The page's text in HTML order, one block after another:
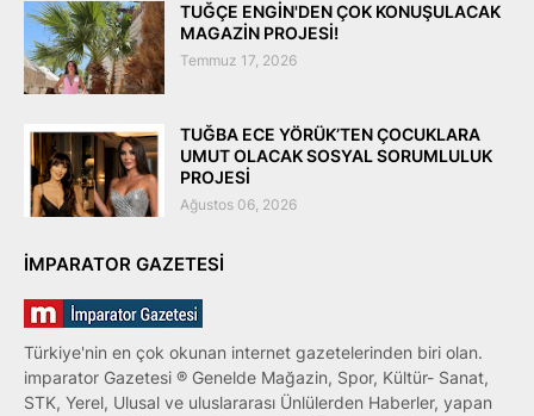
TUĞÇE ENGİN'DEN ÇOK KONUŞULACAK
MAGAZİN PROJESİ!
Temmuz 17, 2026
TUĞBA ECE YÖRÜK’TEN ÇOCUKLARA
UMUT OLACAK SOSYAL SORUMLULUK
PROJESİ
Ağustos 06, 2026
IMPARATOR GAZETESI
Türkiye'nin en çok okunan internet gazetelerinden biri olan.
imparator Gazetesi ® Genelde Mağazin, Spor, Kültür- Sanat,
STK, Yerel, Ulusal ve uluslararası Ünlülerden Haberler, yapan